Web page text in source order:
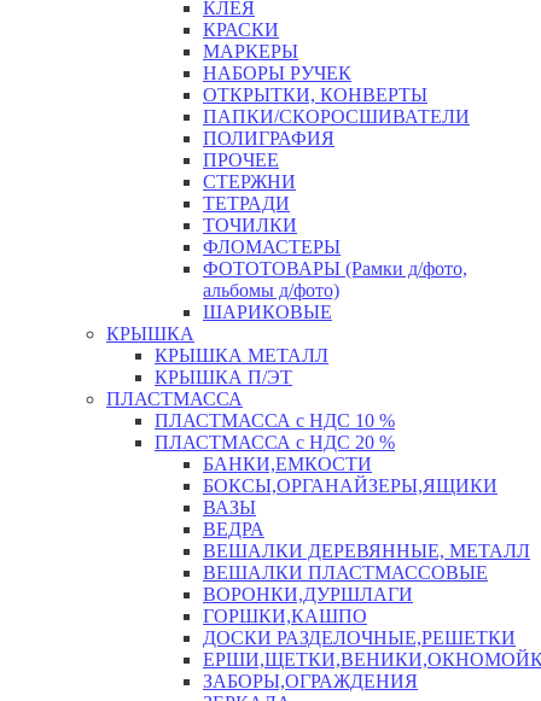
КЛЕЯ
КРАСКИ
МАРКЕРЫ
НАБОРЫ РУЧЕК
ОТКРЫТКИ, КОНВЕРТЫ
ПАПКИ/СКОРОСШИВАТЕЛИ
ПОЛИГРАФИЯ
ПРОЧЕЕ
СТЕРЖНИ
ТЕТРАДИ
ТОЧИЛКИ
ФЛОМАСТЕРЫ
ФОТОТОВАРЫ (Рамки д/фото,
альбомы д/фото)
ШАРИКОВЫЕ
КРЫШКА
КРЫШКА МЕТАЛЛ
КРЫШКА П/ЭТ
ПЛАСТМАССА
ПЛАСТМАССА с НДС 10 %
ПЛАСТМАССА с НДС 20 %
БАНКИ,ЕМКОСТИ
БОКСЫ,ОРГАНАЙЗЕРЫ,ЯЩИКИ
ВАЗЫ
ВЕДРА
ВЕШАЛКИ ДЕРЕВЯННЫЕ, МЕТАЛЛ
ВЕШАЛКИ ПЛАСТМАССОВЫЕ
ВОРОНКИ,ДУРШЛАГИ
ГОРШКИ,КАШПО
ДОСКИ РАЗДЕЛОЧНЫЕ,РЕШЕТКИ
ЗАБОРЫ,ОГРАЖДЕНИЯ